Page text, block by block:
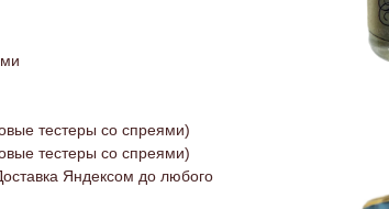
тестеры со спреями)
тестеры со спреями)
Яндексом до любого